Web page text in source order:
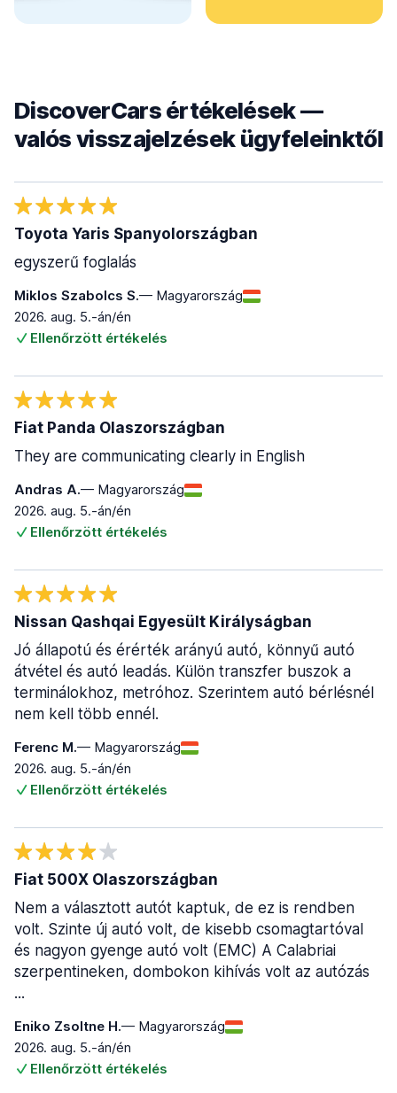
DiscoverCars értékelések —
valós visszajelzések ügyfeleinktől
Miklos Szabolcs S.— Magyarország
2026. aug. 5.-án/én
Ellenőrzött értékelés
Toyota Yaris Spanyolországban
egyszerű foglalás
Andras A.— Magyarország
2026. aug. 5.-án/én
Ellenőrzött értékelés
Fiat Panda Olaszországban
They are communicating clearly in English
Ferenc M.— Magyarország
2026. aug. 5.-án/én
Ellenőrzött értékelés
Nissan Qashqai Egyesült Királyságban
Jó állapotú és érérték arányú autó, könnyű autó
átvétel és autó leadás. Külön transzfer buszok a
terminálokhoz, metróhoz. Szerintem autó bérlésnél
nem kell több ennél.
Eniko Zsoltne H.— Magyarország
2026. aug. 5.-án/én
Ellenőrzött értékelés
Fiat 500X Olaszországban
Nem a választott autót kaptuk, de ez is rendben
volt. Szinte új autó volt, de kisebb csomagtartóval
és nagyon gyenge autó volt (EMC) A Calabriai
szerpentineken, dombokon kihívás volt az autózás
...